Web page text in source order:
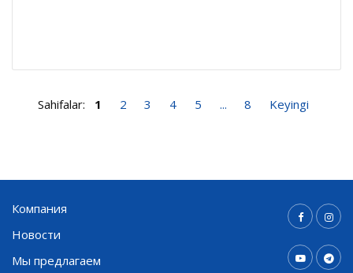
Sahifalar: 1 2 3 4 5 ... 8 Keyingi
Компания
Новости
Мы предлагаем